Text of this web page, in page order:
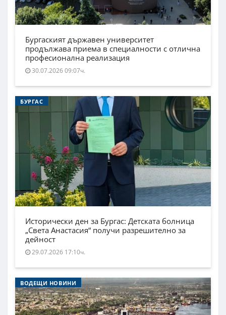
Бургаският държавен университет
продължава приема в специалности с отлична
професионална реализация
30.07.2026 09:07ч.
БУРГАС
Исторически ден за Бургас: Детската болница
„Света Анастасия“ получи разрешително за
дейност
29.07.2026 17:10ч.
ВОДЕЩИ НОВИНИ